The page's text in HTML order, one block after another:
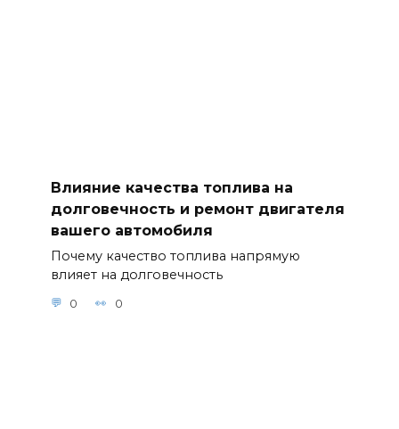
Влияние качества топлива на
долговечность и ремонт двигателя
вашего автомобиля
Почему качество топлива напрямую
влияет на долговечность
0 0